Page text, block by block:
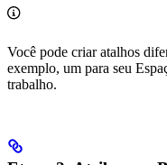
Você pode criar atalhos
exemplo, um para seu
trabalho.